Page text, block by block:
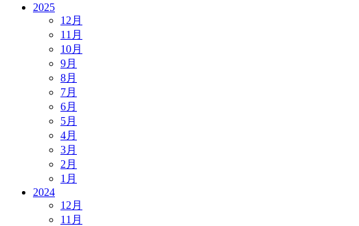
2025
12月
11月
10月
9月
8月
7月
6月
5月
4月
3月
2月
1月
2024
12月
11月